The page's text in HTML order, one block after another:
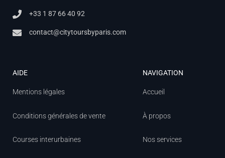
+33 1 87 66 40 92
contact@citytoursbyparis.com
AIDE
Mentions légales
Conditions générales de vente
Courses interurbaines
NAVIGATION
Accueil
À propos
Nos services